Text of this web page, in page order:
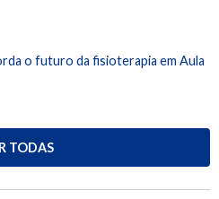
o futuro da fisioterapia em Aula
TODAS